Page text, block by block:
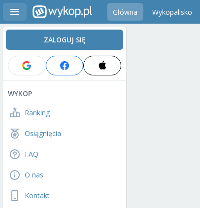
Główna Wykopalisko
ZALOGUJ SIĘ
WYKOP
Ranking
Osiągnięcia
FAQ
O nas
Kontakt